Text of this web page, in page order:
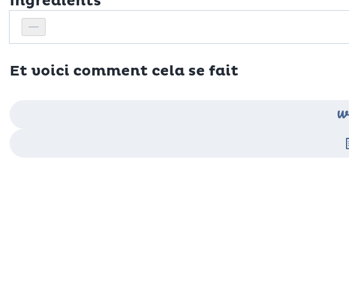
Réduire le nombre de personnes
Personnes
Et voici comment cela se fait